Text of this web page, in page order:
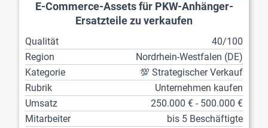
E-Commerce-Assets für PKW-Anhänger-
Ersatzteile zu verkaufen
Qualität
40/100
Region
Nordrhein-Westfalen (DE)
Kategorie
💯 Strategischer Verkauf
Rubrik
Unternehmen kaufen
Umsatz
250.000 € - 500.000 €
Mitarbeiter
bis 5 Beschäftigte